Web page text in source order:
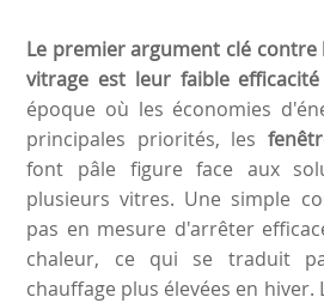
Le premier argument clé contre
vitrage est leur faible
époque où les économies
principales priorités, les
font pâle figure face aux
plusieurs vitres. Une simple
pas en mesure d'arrêter
chaleur, ce qui se traduit
chauffage plus élevées en hiver.